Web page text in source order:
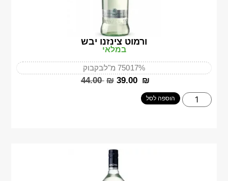
ורמוט צינזנו יבש
במלאי
17%750 מ"ל בקבוק
‎44.00 ₪ ‎39.00 ₪
הוספה לסל